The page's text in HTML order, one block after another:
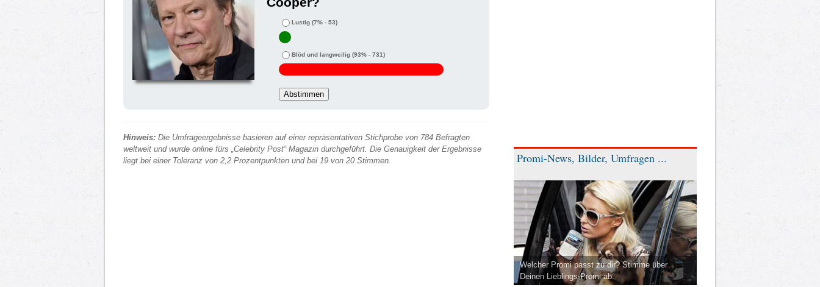
Lustig (7% - 53)
Blöd und langweilig (93% - 731)
Hinweis: Die Umfrageergebnisse basieren auf einer repräsentativen Stichprobe von 784 Befragten
weltweit und wurde online fürs „Celebrity Post“ Magazin durchgeführt. Die Genauigkeit der Ergebnisse
liegt bei einer Toleranz von 2,2 Prozentpunkten und bei 19 von 20 Stimmen.
Promi-News, Bilder, Umfragen ...
Welcher Promi passt zu dir? Stimme über
Deinen Lieblings-Promi ab.